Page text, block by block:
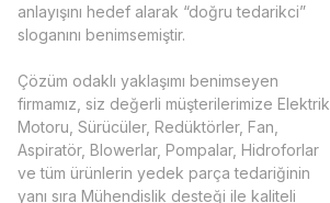
anlayışını hedef alarak “doğru tedarikci”
sloganını benimsemiştir.
Çözüm odaklı yaklaşımı benimseyen
firmamız, siz değerli müşterilerimize Elektrik
Motoru, Sürücüler, Redüktörler, Fan,
Aspiratör, Blowerlar, Pompalar, Hidroforlar
ve tüm ürünlerin yedek parça tedariğinin
yanı sıra Mühendislik desteği ile kaliteli